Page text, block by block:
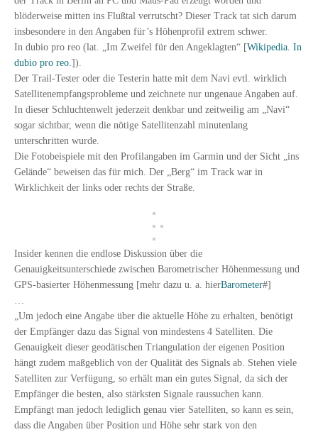
blöderweise mitten ins Flußtal verrutscht? Dieser Track tat sich darum
insbesondere in den Angaben für’s Höhenprofil extrem schwer.
In dubio pro reo (lat. „Im Zweifel für den Angeklagten“ [Wikipedia. In
dubio pro reo. ]).
Der Trail-Tester oder die Testerin hatte mit dem Navi evtl. wirklich
Satellitenempfangsprobleme und zeichnete nur ungenaue Angaben auf.
In dieser Schluchtenwelt jederzeit denkbar und zeitweilig am „Navi“
sogar sichtbar, wenn die nötige Satellitenzahl minutenlang
unterschritten wurde.
Die Fotobeispiele mit den Profilangaben im Garmin und der Sicht „ins
Gelände“ beweisen das für mich. Der „Berg“ im Track war in
Wirklichkeit der links oder rechts der Straße.
Insider kennen die endlose Diskussion über die
Genauigkeitsunterschiede zwischen Barometrischer Höhenmessung und
GPS-basierter Höhenmessung [mehr dazu u. a. hierBarometer#]
…
„Um jedoch eine Angabe über die aktuelle Höhe zu erhalten, benötigt
der Empfänger dazu das Signal von mindestens 4 Satelliten. Die
Genauigkeit dieser geodätischen Triangulation der eigenen Position
hängt zudem maßgeblich von der Qualität des Signals ab. Stehen viele
Satelliten zur Verfügung, so erhält man ein gutes Signal, da sich der
Empfänger die besten, also stärksten Signale raussuchen kann.
Empfängt man jedoch lediglich genau vier Satelliten, so kann es sein,
dass die Angaben über Position und Höhe sehr stark von den